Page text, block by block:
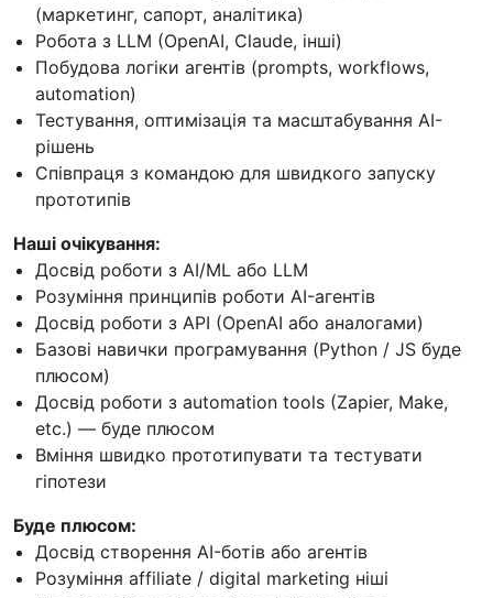
(маркетинг, сапорт, аналітика)
Робота з LLM (OpenAI, Claude, інші)
Побудова логіки агентів (prompts, workflows,
automation)
Тестування, оптимізація та масштабування AI-
рішень
Співпраця з командою для швидкого запуску
прототипів
Наші очікування:
Досвід роботи з AI/ML або LLM
Розуміння принципів роботи AI-агентів
Досвід роботи з API (OpenAI або аналогами)
Базові навички програмування (Python / JS буде
плюсом)
Досвід роботи з automation tools (Zapier, Make,
etc.) — буде плюсом
Вміння швидко прототипувати та тестувати
гіпотези
Буде плюсом:
Досвід створення AI-ботів або агентів
Розуміння affiliate / digital marketing ніші